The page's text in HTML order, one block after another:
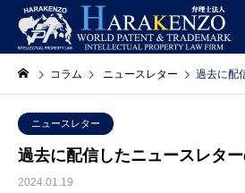
コラム ニュースレター 過去に配
ニュースレター
過去に配信したニュースレタ
2024.01.19